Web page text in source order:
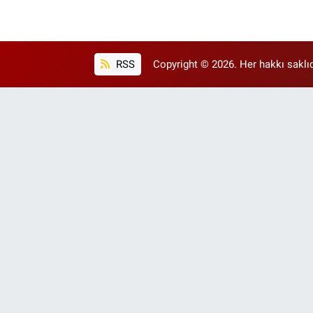
RSS Copyright © 2026. Her hakkı